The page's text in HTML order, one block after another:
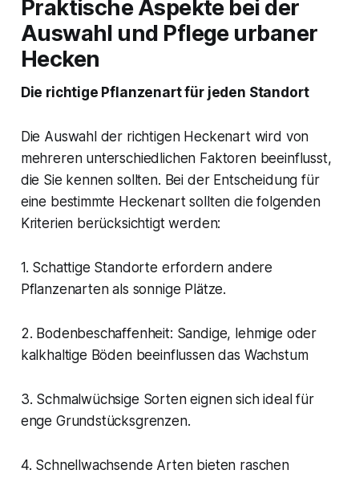
Praktische Aspekte bei der
Auswahl und Pflege urbaner
Hecken
Die richtige Pflanzenart für jeden Standort
Die Auswahl der richtigen Heckenart wird von
mehreren unterschiedlichen Faktoren beeinflusst,
die Sie kennen sollten. Bei der Entscheidung für
eine bestimmte Heckenart sollten die folgenden
Kriterien berücksichtigt werden:
1. Schattige Standorte erfordern andere
Pflanzenarten als sonnige Plätze.
2. Bodenbeschaffenheit: Sandige, lehmige oder
kalkhaltige Böden beeinflussen das Wachstum
3. Schmalwüchsige Sorten eignen sich ideal für
enge Grundstücksgrenzen.
4. Schnellwachsende Arten bieten raschen